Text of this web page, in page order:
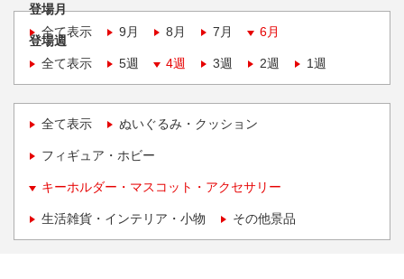
登場月
全て表示
9月 8月 7月 6月
登場週
全て表示
5週 4週 3週 2週 1週
全て表示 ぬいぐるみ・クッション
フィギュア・ホビー
キーホルダー・マスコット・アクセサリー
生活雑貨・インテリア・小物 その他景品